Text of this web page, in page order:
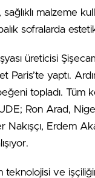
sağlıklı malzeme
sofralarda
üreticisi
Paris’te yaptı.
topladı. Tüm
Ron Arad,
Erdem
ve